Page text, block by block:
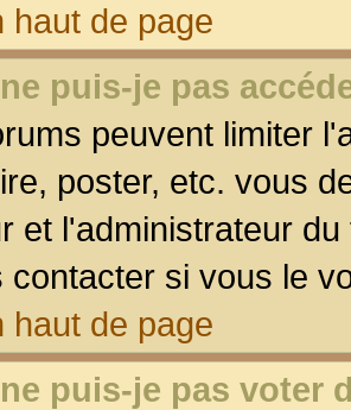
haut de page
puis-je pas
peuvent limiter
poster, etc. vous
et l'administrateur
contacter si vous le
haut de page
puis-je pas voter